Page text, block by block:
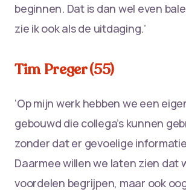
beginnen. Dat is dan wel even
zie ik ook als de uitdaging.’
Tim Preger (55)
‘Op mijn werk hebben we een
gebouwd die collega’s kunnen
zonder dat er gevoelige
Daarmee willen we laten zien dat
voordelen begrijpen, maar ook